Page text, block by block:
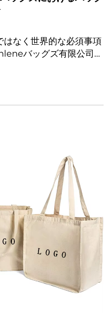
なく世界的な必須事項
バッグズ有限公司
取り組みの中で最も画
つまり再生ポリエステ